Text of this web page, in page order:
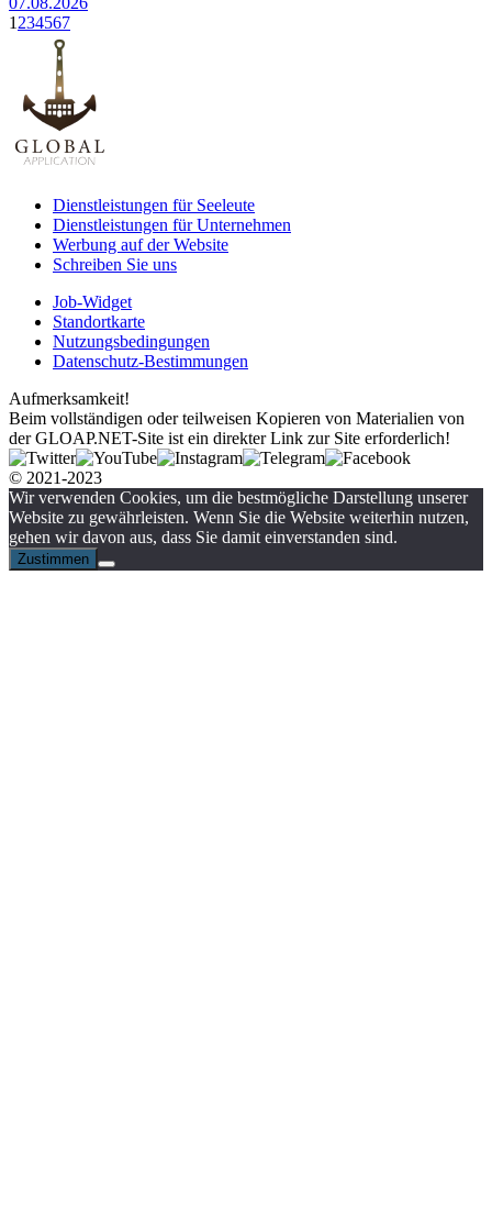
1 234567
Dienstleistungen für Seeleute
Dienstleistungen für Unternehmen
Werbung auf der Website
Schreiben Sie uns
Job-Widget
Standortkarte
Nutzungsbedingungen
Datenschutz-Bestimmungen
Aufmerksamkeit!
Beim vollständigen oder teilweisen Kopieren von Materialien von
der GLOAP.NET-Site ist ein direkter Link zur Site erforderlich!
© 2021-2023
Wir verwenden Cookies, um die bestmögliche Darstellung unserer
Website zu gewährleisten. Wenn Sie die Website weiterhin nutzen,
gehen wir davon aus, dass Sie damit einverstanden sind.
Zustimmen